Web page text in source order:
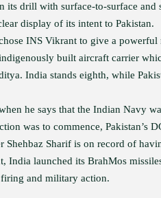
its drill with surface-to-surface
display of its intent to Pakistan.
INS Vikrant to give a
built aircraft carrier
India stands eighth, while
he says that the Indian Navy
was to commence, Pakistan’s
Shehbaz Sharif is on record of
India launched its BrahMos
and military action.